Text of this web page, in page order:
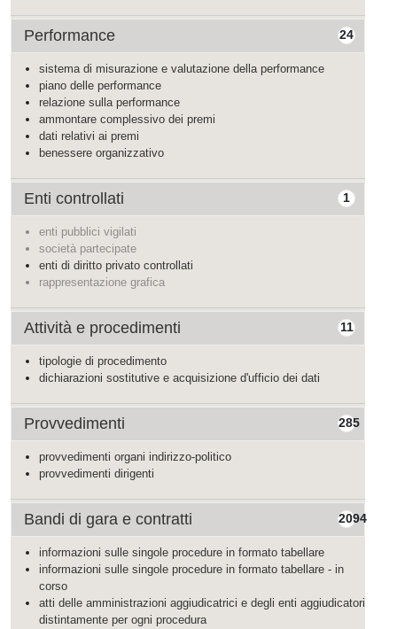
24
Performance
sistema di misurazione e valutazione della performance
piano delle performance
relazione sulla performance
ammontare complessivo dei premi
dati relativi ai premi
benessere organizzativo
1
Enti controllati
enti pubblici vigilati
società partecipate
enti di diritto privato controllati
rappresentazione grafica
11
Attività e procedimenti
tipologie di procedimento
dichiarazioni sostitutive e acquisizione d'ufficio dei dati
285
Provvedimenti
provvedimenti organi indirizzo-politico
provvedimenti dirigenti
2094
Bandi di gara e contratti
informazioni sulle singole procedure in formato tabellare
informazioni sulle singole procedure in formato tabellare - in
corso
atti delle amministrazioni aggiudicatrici e degli enti aggiudicatori
distintamente per ogni procedura